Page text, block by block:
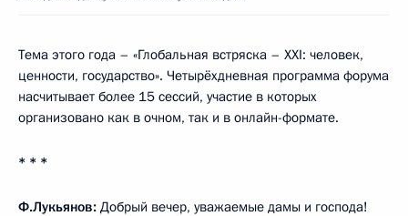
Тема этого года – «Глобальная встряска – XXI: человек,
ценности, государство». Четырёхдневная программа форума
насчитывает более 15 сессий, участие в которых
организовано как в очном, так и в онлайн-формате.
* * *
Ф.Лукьянов: Добрый вечер, уважаемые дамы и господа!